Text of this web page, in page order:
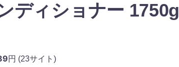
ディショナー 1750g
円 (23サイト)